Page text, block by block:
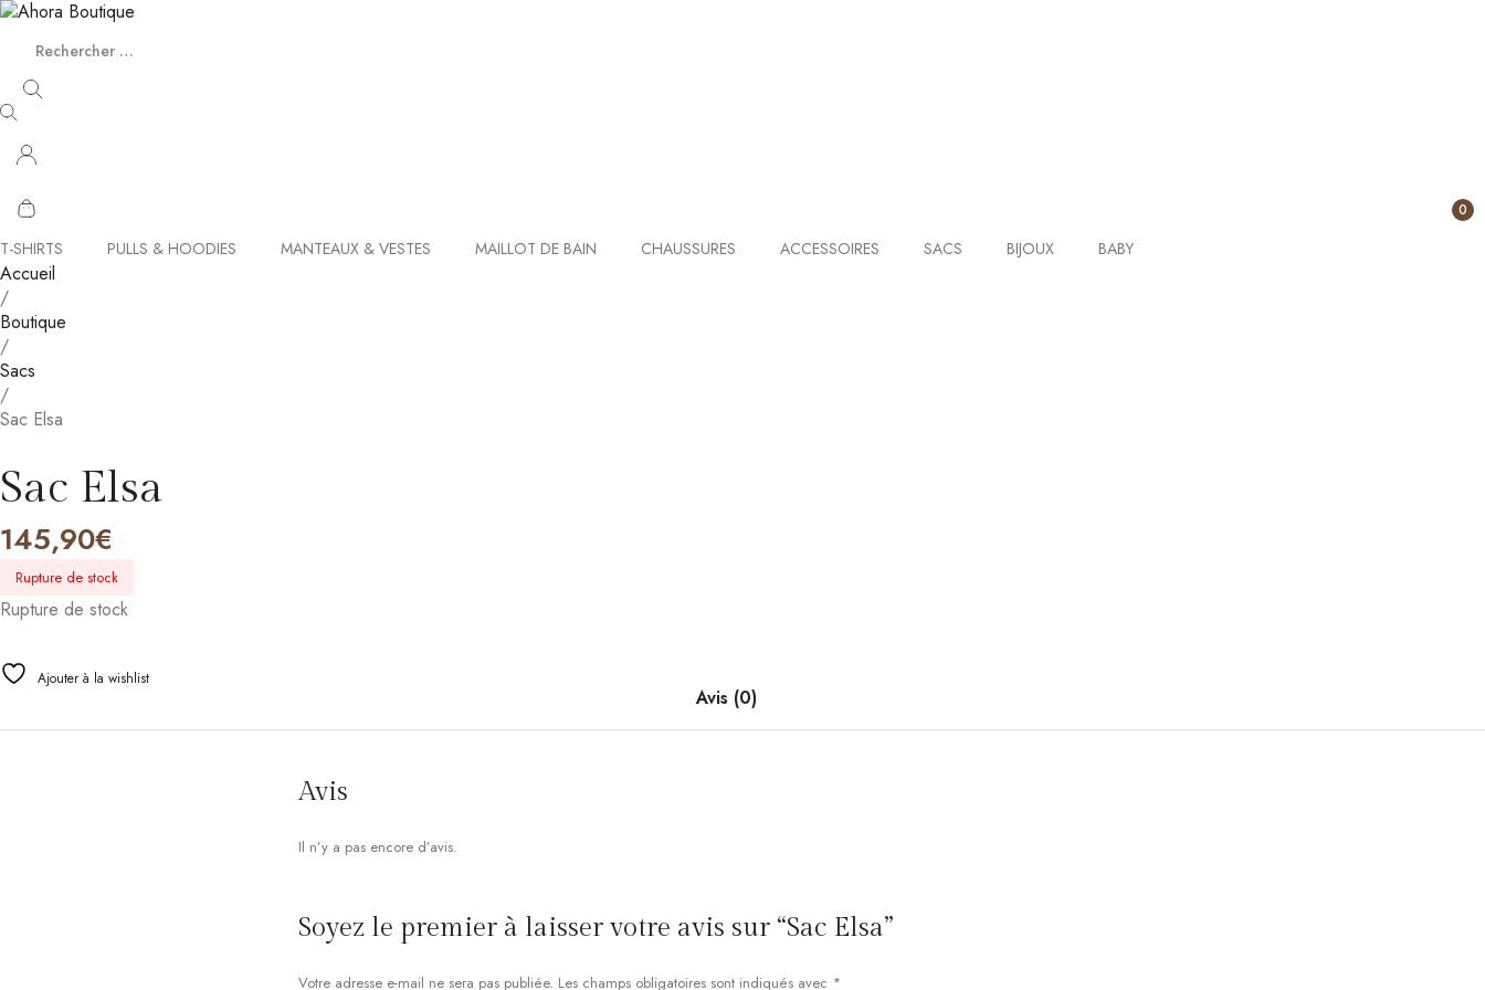
0
T-SHIRTS PULLS & HOODIES MANTEAUX & VESTES MAILLOT DE BAIN CHAUSSURES ACCESSOIRES SACS BIJOUX BABY
Accueil
/
Boutique
/
Sacs
/
Sac Elsa
Sac Elsa
145,90€
Rupture de stock
Rupture de stock
Ajouter à la wishlist
Avis (0)
Avis
Il n’y a pas encore d’avis.
Soyez le premier à laisser votre avis sur “Sac Elsa”
Votre adresse e-mail ne sera pas publiée. Les champs obligatoires sont indiqués avec *